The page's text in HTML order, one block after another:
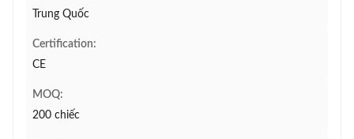
Trung Quốc
Certification:
CE
MOQ:
200 chiếc